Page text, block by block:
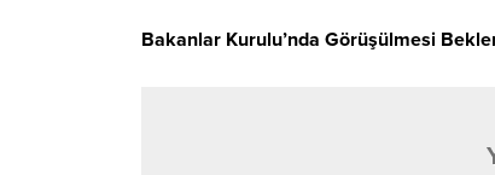
Bakanlar Kurulu’nda Görüşülmesi